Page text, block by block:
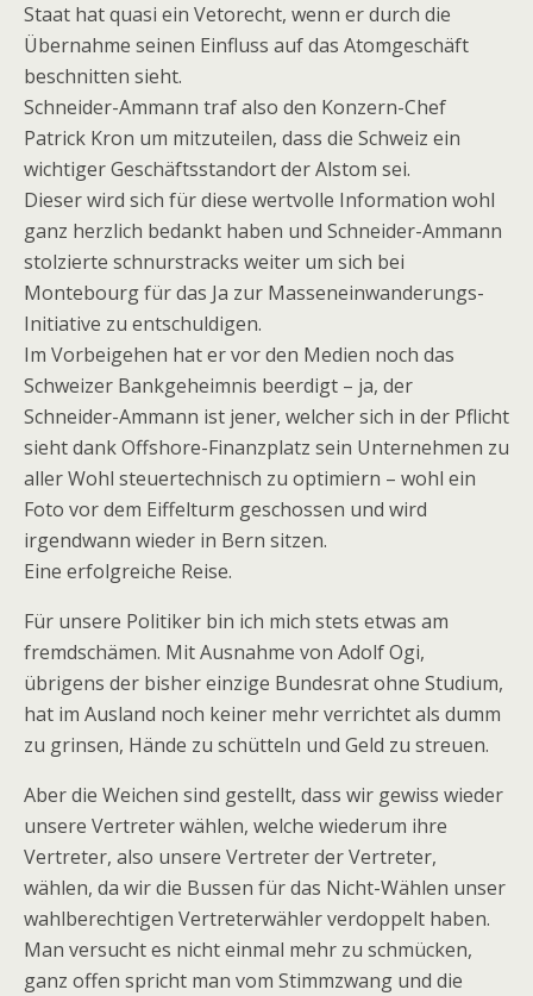
Staat hat quasi ein Vetorecht, wenn er durch die
Übernahme seinen Einfluss auf das Atomgeschäft
beschnitten sieht.
Schneider-Ammann traf also den Konzern-Chef
Patrick Kron um mitzuteilen, dass die Schweiz ein
wichtiger Geschäftsstandort der Alstom sei.
Dieser wird sich für diese wertvolle Information wohl
ganz herzlich bedankt haben und Schneider-Ammann
stolzierte schnurstracks weiter um sich bei
Montebourg für das Ja zur Masseneinwanderungs-
Initiative zu entschuldigen.
Im Vorbeigehen hat er vor den Medien noch das
Schweizer Bankgeheimnis beerdigt – ja, der
Schneider-Ammann ist jener, welcher sich in der Pflicht
sieht dank Offshore-Finanzplatz sein Unternehmen zu
aller Wohl steuertechnisch zu optimiern – wohl ein
Foto vor dem Eiffelturm geschossen und wird
irgendwann wieder in Bern sitzen.
Eine erfolgreiche Reise.
Für unsere Politiker bin ich mich stets etwas am
fremdschämen. Mit Ausnahme von Adolf Ogi,
übrigens der bisher einzige Bundesrat ohne Studium,
hat im Ausland noch keiner mehr verrichtet als dumm
zu grinsen, Hände zu schütteln und Geld zu streuen.
Aber die Weichen sind gestellt, dass wir gewiss wieder
unsere Vertreter wählen, welche wiederum ihre
Vertreter, also unsere Vertreter der Vertreter,
wählen, da wir die Bussen für das Nicht-Wählen unser
wahlberechtigen Vertreterwähler verdoppelt haben.
Man versucht es nicht einmal mehr zu schmücken,
ganz offen spricht man vom Stimmzwang und die